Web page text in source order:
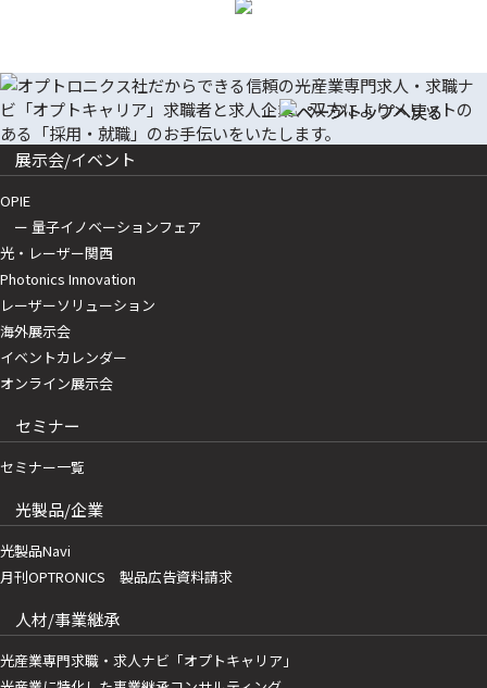
展示会/イベント
OPIE
ー 量子イノベーションフェア
光・レーザー関西
Photonics Innovation
レーザーソリューション
海外展示会
イベントカレンダー
オンライン展示会
セミナー
セミナー一覧
光製品/企業
光製品Navi
月刊OPTRONICS 製品広告資料請求
人材/事業継承
光産業専門求職・求人ナビ「オプトキャリア」